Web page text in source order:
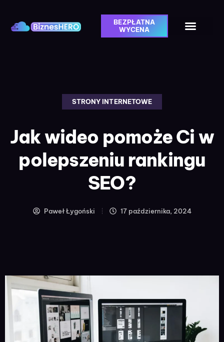
BEZPŁATNA
WYCENA
STRONY INTERNETOWE
Jak wideo pomoże Ci w
polepszeniu rankingu
SEO?
Paweł Łygoński 17 października, 2024